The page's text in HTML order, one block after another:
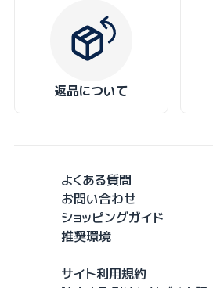
返品について
よくある質問
お問い合わせ
ショッピングガイド
推奨環境
サイト利用規約